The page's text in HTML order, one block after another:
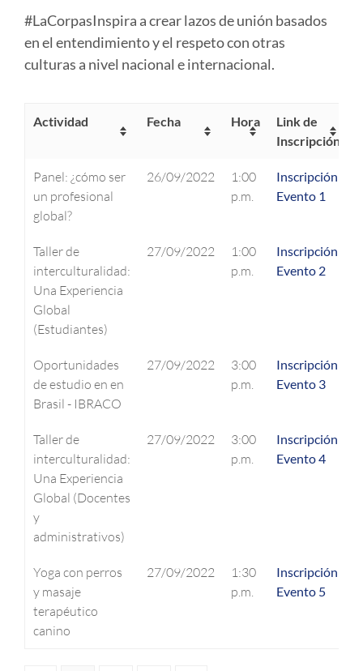
#LaCorpasInspira a crear lazos de unión basados
en el entendimiento y el respeto con otras
culturas a nivel nacional e internacional.
Actividad Fecha Hora
Link de
Inscripción
Panel: ¿cómo ser
un profesional
global?
26/09/2022
1:00
p.m.
Inscripción
Evento 1
Taller de
interculturalidad:
Una Experiencia
Global
(Estudiantes)
27/09/2022
1:00
p.m.
Inscripción
Evento 2
Oportunidades
de estudio en en
Brasil - IBRACO
27/09/2022
3:00
p.m.
Inscripción
Evento 3
Taller de
interculturalidad:
Una Experiencia
Global (Docentes
y
administrativos)
27/09/2022
3:00
p.m.
Inscripción
Evento 4
Yoga con perros
y masaje
terapéutico
canino
27/09/2022
1:30
p.m.
Inscripción
Evento 5